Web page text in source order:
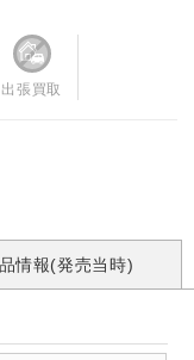
出張買取
情報(発売当時)